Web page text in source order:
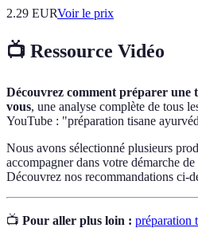
2.29 EURVoir le prix
📺 Ressource Vidéo
Découvrez comment préparer une
vous, une analyse complète de tous
YouTube : "préparation tisane
Nous avons sélectionné plusieurs
accompagner dans votre démarche
Découvrez nos recommandations ci-
📺 Pour aller plus loin : préparation